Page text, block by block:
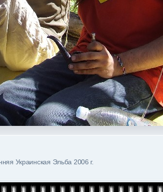
Украинская Эльба 2006 г.